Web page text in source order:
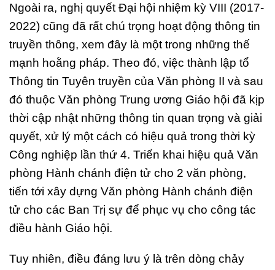
Ngoài ra, nghị quyết Đại hội nhiệm kỳ VIII (2017-
2022) cũng đã rất chú trọng hoạt động thông tin
truyền thông, xem đây là một trong những thế
mạnh hoằng pháp. Theo đó, việc thành lập tổ
Thông tin Tuyên truyền của Văn phòng II và sau
đó thuộc Văn phòng Trung ương Giáo hội đã kịp
thời cập nhật những thông tin quan trọng và giải
quyết, xử lý một cách có hiệu quả trong thời kỳ
Công nghiệp lần thứ 4. Triển khai hiệu quả Văn
phòng Hành chánh điện tử cho 2 văn phòng,
tiến tới xây dựng Văn phòng Hành chánh điện
tử cho các Ban Trị sự để phục vụ cho công tác
điều hành Giáo hội.
Tuy nhiên, điều đáng lưu ý là trên dòng chảy